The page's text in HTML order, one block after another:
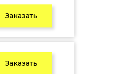
Заказать
Заказать